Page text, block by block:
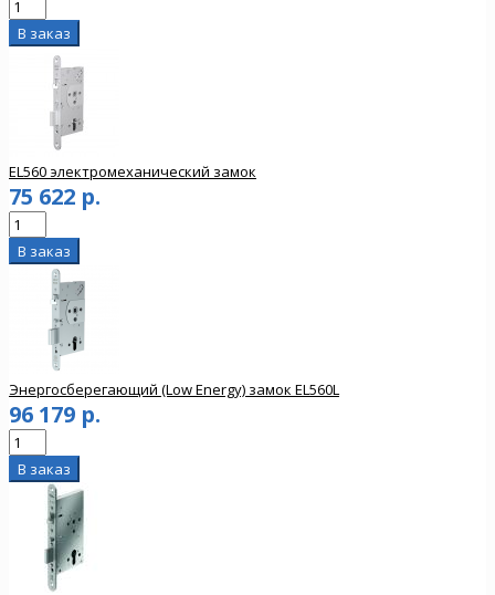
EL560 электромеханический замок
75 622 р.
Энергосберегающий (Low Energy) замок EL560L
96 179 р.